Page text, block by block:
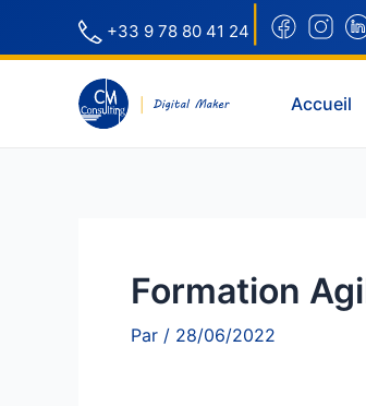
+33 9 78 80 41 24
Accueil
Formation
Par / 28/06/2022